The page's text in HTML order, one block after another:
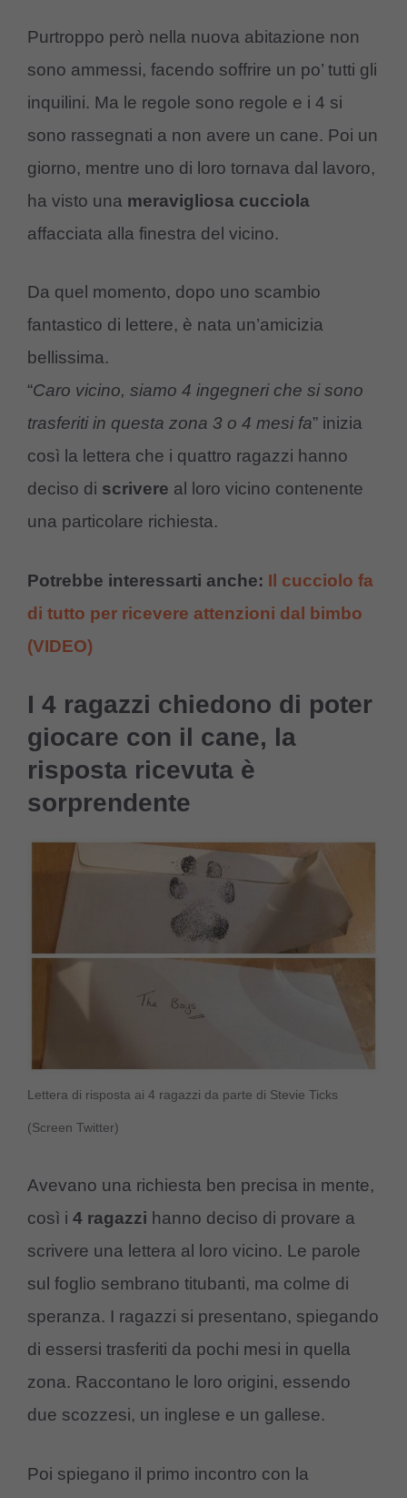
Purtroppo però nella nuova abitazione non
sono ammessi, facendo soffrire un po’ tutti gli
inquilini. Ma le regole sono regole e i 4 si
sono rassegnati a non avere un cane. Poi un
giorno, mentre uno di loro tornava dal lavoro,
ha visto una meravigliosa cucciola
affacciata alla finestra del vicino.
Da quel momento, dopo uno scambio
fantastico di lettere, è nata un’amicizia
bellissima.
“Caro vicino, siamo 4 ingegneri che si sono
trasferiti in questa zona 3 o 4 mesi fa” inizia
così la lettera che i quattro ragazzi hanno
deciso di scrivere al loro vicino contenente
una particolare richiesta.
Potrebbe interessarti anche: Il cucciolo fa
di tutto per ricevere attenzioni dal bimbo
(VIDEO)
I 4 ragazzi chiedono di poter
giocare con il cane, la
risposta ricevuta è
sorprendente
Lettera di risposta ai 4 ragazzi da parte di Stevie Ticks
(Screen Twitter)
Avevano una richiesta ben precisa in mente,
così i 4 ragazzi hanno deciso di provare a
scrivere una lettera al loro vicino. Le parole
sul foglio sembrano titubanti, ma colme di
speranza. I ragazzi si presentano, spiegando
di essersi trasferiti da pochi mesi in quella
zona. Raccontano le loro origini, essendo
due scozzesi, un inglese e un gallese.
Poi spiegano il primo incontro con la